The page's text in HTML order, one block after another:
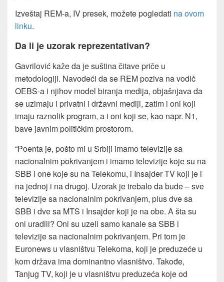
Izveštaj REM-a, IV presek, možete pogledati na ovom
linku.
Da li je uzorak reprezentativan?
Gavrilović kaže da je suština čitave priče u
metodologiji. Navodeći da se REM poziva na vodič
OEBS-a i njihov model biranja medija, objašnjava da
se uzimaju i privatni i državni mediji, zatim i oni koji
imaju raznolik program, a i oni koji se, kao napr. N1,
bave javnim političkim prostorom.
“Poenta je, pošto mi u Srbiji imamo televizije sa
nacionalnim pokrivanjem i imamo televizije koje su na
SBB i one koje su na Telekomu, i Insajder TV koji je i
na jednoj i na drugoj. Uzorak je trebalo da bude – sve
televizije sa nacionalnim pokrivanjem, plus dve sa
SBB i dve sa MTS i Insajder koji je na obe. A šta su
oni uradili? Oni su uzeli samo kanale sa SBB i
televizije sa nacionalnim pokrivanjem. Pri tom je
Euronews u vlasništvu Telekoma, koji je preduzeće u
kom država ima dominantno vlasništvo. Takođe,
Tanjug TV, koji je u vlasništvu preduzeća koje od